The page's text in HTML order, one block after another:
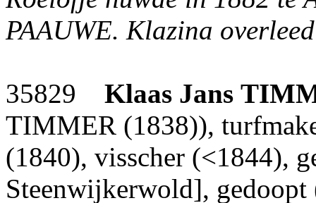
PAAUWE. Klazina
35829 Klaas Jans
TIMMER (1838)),
(1840), visscher (<1844),
Steenwijkerwold],